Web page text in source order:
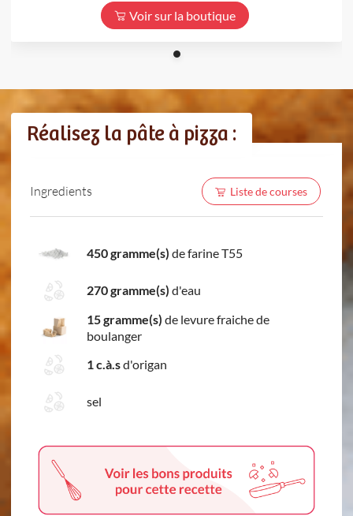
Voir sur la boutique
Réalisez la pâte à pizza :
Ingredients Liste de courses
450 gramme(s) de farine T55
270 gramme(s) d'eau
15 gramme(s) de levure fraiche de
boulanger
1 c.à.sd'origan
sel